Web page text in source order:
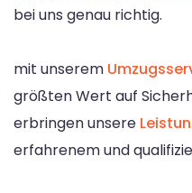
bei uns genau richtig.
mit unserem
größten Wert auf
erbringen unsere
erfahrenem und